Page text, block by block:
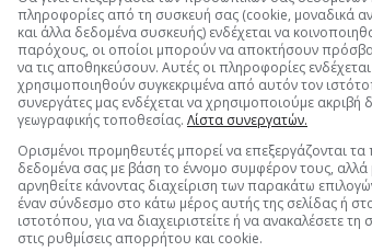
στοGoogle Discover!
εξελίξεις με την υπογραφη εγκυρότητας του
FOLLOW US
Ακολουθήστε τη σελίδα τουEuro2day.grστο
αρχίσει να επιστρέφει μικρό τμήμα του
πληροφορίες από τη συσκευή σας (cookie, μοναδικά
και άλλα δεδομένα συσκευής) ενδέχεται να
παρόχους, οι οποίοι μπορούν να αποκτήσουν
να τις αποθηκεύσουν. Αυτές οι πληροφορίες
χρησιμοποιηθούν συγκεκριμένα από αυτόν τον
συνεργάτες μας ενδέχεται να χρησιμοποιούμε ακριβή
γεωγραφικής τοποθεσίας. Λίστα συνεργατών.
Ορισμένοι προμηθευτές μπορεί να επεξεργάζονται
δεδομένα σας με βάση το έννομο συμφέρον τους, αλλά
αρνηθείτε κάνοντας διαχείριση των παρακάτω
έναν σύνδεσμο στο κάτω μέρος αυτής της σελίδας ή
ιστοτόπου, για να διαχειριστείτε ή να ανακαλέσετε τη
στις ρυθμίσεις απορρήτου και cookie.